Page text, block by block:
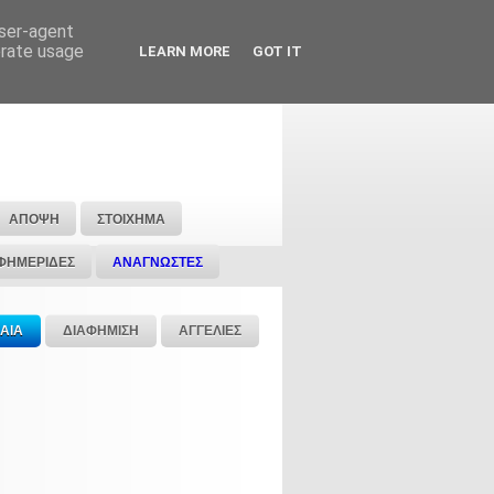
ΑΠΟΨΗ ΣΤΟΙΧΗΜΑ
ΑΝΑΓΝΩΣΤΕΣ
ΔΙΑΦΗΜΙΣΗ ΑΓΓΕΛΙΕΣ
agent
usage
LEARN MORE GOT IT